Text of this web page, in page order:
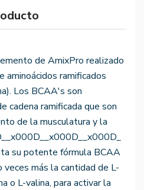
de AmixPro realizado
aminoácidos ramificados
Los BCAA's son
cadena ramificada que son
de la musculatura y la
su potente fórmula BCAA
más la cantidad de L-
o L-valina, para activar la